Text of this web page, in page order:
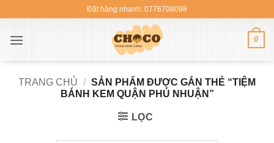
nội
Đặt hàng nhanh: 0776708098
0
TRANG CHỦ / SẢN PHẨM ĐƯỢC GẮN THẺ “TIỆM
BÁNH KEM QUẬN PHÚ NHUẬN”
LỌC